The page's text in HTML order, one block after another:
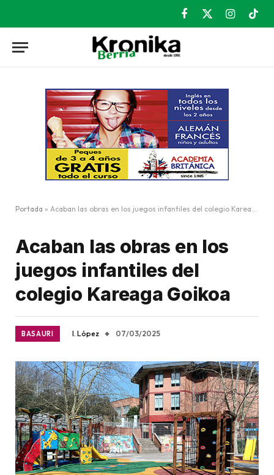
Facebook
X
Instagram
Portada » Acaban las obras en los juegos infantiles del colegio Kareaga Goikoa
Acaban las obras en los
juegos infantiles del
colegio Kareaga Goikoa
BASAURI I. López 07/03/2025